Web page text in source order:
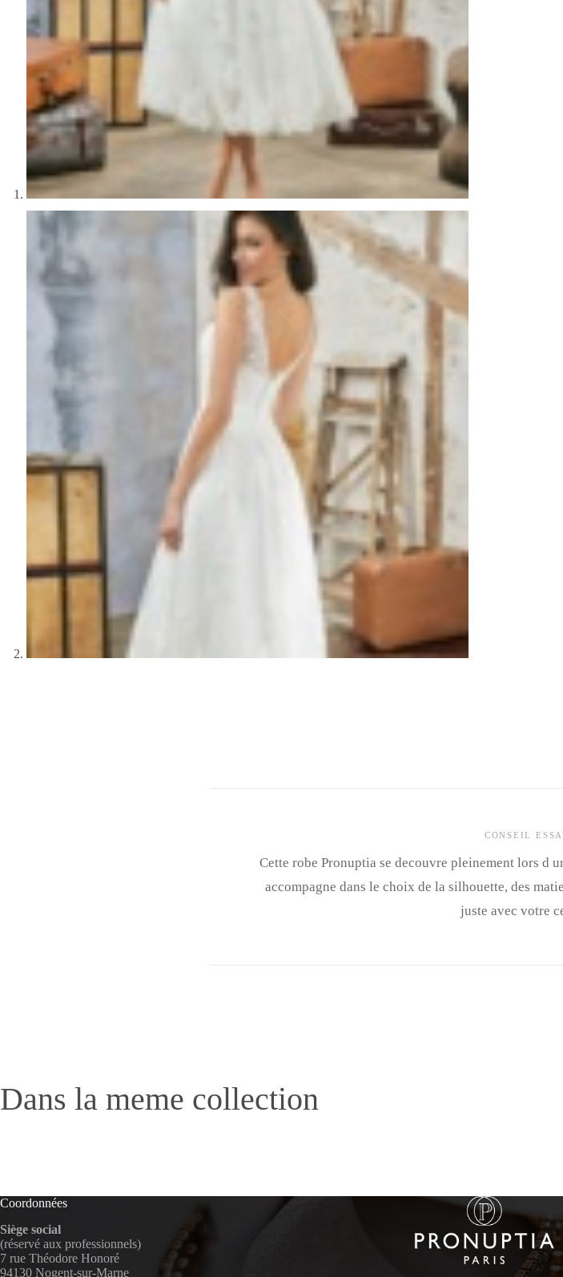
CONSEIL
Cette robe Pronuptia se decouvre pleinement lors d
accompagne dans le choix de la silhouette, des
juste avec votre
Dans la meme collection
Coordonnées
Siège social
(réservé aux professionnels)
7 rue Théodore Honoré
94130 Nogent-sur-Marne